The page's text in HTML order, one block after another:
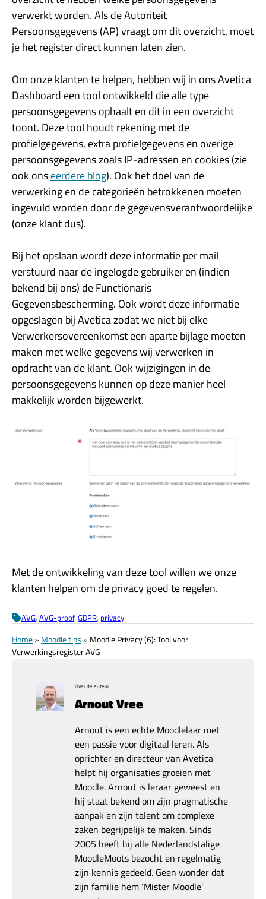
verwerkt worden. Als de Autoriteit
Persoonsgegevens (AP) vraagt om dit overzicht, moet
je het register direct kunnen laten zien.
Om onze klanten te helpen, hebben wij in ons Avetica
Dashboard een tool ontwikkeld die alle type
persoonsgegevens ophaalt en dit in een overzicht
toont. Deze tool houdt rekening met de
profielgegevens, extra profielgegevens en overige
persoonsgegevens zoals IP-adressen en cookies (zie
ook onseerdere blog). Ook het doel van de
verwerking en de categorieën betrokkenen moeten
ingevuld worden door de gegevensverantwoordelijke
(onze klant dus).
Bij het opslaan wordt deze informatie per mail
verstuurd naar de ingelogde gebruiker en (indien
bekend bij ons) de Functionaris
Gegevensbescherming. Ook wordt deze informatie
opgeslagen bij Avetica zodat we niet bij elke
Verwerkersovereenkomst een aparte bijlage moeten
maken met welke gegevens wij verwerken in
opdracht van de klant. Ook wijzigingen in de
persoonsgegevens kunnen op deze manier heel
makkelijk worden bijgewerkt.
Met de ontwikkeling van deze tool willen we onze
klanten helpen om de privacy goed te regelen.
AVG, AVG-proof, GDPR, privacy
Home» Moodle tips » Moodle Privacy (6): Tool voor
Verwerkingsregister AVG
Over de auteur
Arnout Vree
Arnout is een echte Moodlelaar met
een passie voor digitaal leren. Als
oprichter en directeur van Avetica
helpt hij organisaties groeien met
Moodle. Arnout is leraar geweest en
hij staat bekend om zijn pragmatische
aanpak en zijn talent om complexe
zaken begrijpelijk te maken. Sinds
2005 heeft hij alle Nederlandstalige
MoodleMoots bezocht en regelmatig
zijn kennis gedeeld. Geen wonder dat
zijn familie hem ‘Mister Moodle’